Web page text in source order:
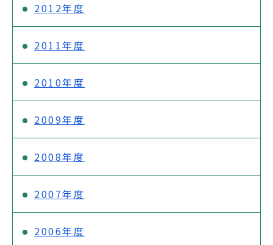
2012年度
2011年度
2010年度
2009年度
2008年度
2007年度
2006年度